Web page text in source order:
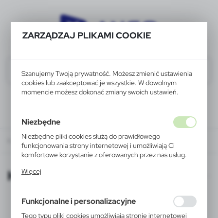
ZARZĄDZAJ PLIKAMI COOKIE
Szanujemy Twoją prywatność. Możesz zmienić ustawienia
cookies lub zaakceptować je wszystkie. W dowolnym
momencie możesz dokonać zmiany swoich ustawień.
Niezbędne
Niezbędne pliki cookies służą do prawidłowego
funkcjonowania strony internetowej i umożliwiają Ci
komfortowe korzystanie z oferowanych przez nas usług.
działania w celu m.in. dostosowania Twoich ustawień
korzystasz, może działać bez zakłóceń.
Więcej
Funkcjonalne i personalizacyjne
Tego typu pliki cookies umożliwiają stronie internetowej
KATALOGI ONLINE
KATALOGI ONLINE